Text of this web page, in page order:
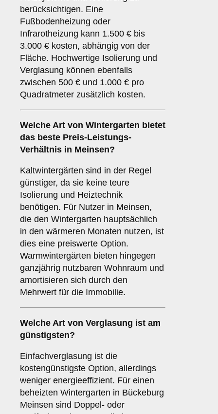
berücksichtigen. Eine
Fußbodenheizung oder
Infrarotheizung kann 1.500 € bis
3.000 € kosten, abhängig von der
Fläche. Hochwertige Isolierung und
Verglasung können ebenfalls
zwischen 500 € und 1.000 € pro
Quadratmeter zusätzlich kosten.
Welche Art von Wintergarten bietet
das beste Preis-Leistungs-
Verhältnis in Meinsen?
Kaltwintergärten sind in der Regel
günstiger, da sie keine teure
Isolierung und Heiztechnik
benötigen. Für Nutzer in Meinsen,
die den Wintergarten hauptsächlich
in den wärmeren Monaten nutzen, ist
dies eine preiswerte Option.
Warmwintergärten bieten hingegen
ganzjährig nutzbaren Wohnraum und
amortisieren sich durch den
Mehrwert für die Immobilie.
Welche Art von Verglasung ist am
günstigsten?
Einfachverglasung ist die
kostengünstigste Option, allerdings
weniger energieeffizient. Für einen
beheizten Wintergarten in Bückeburg
Meinsen sind Doppel- oder